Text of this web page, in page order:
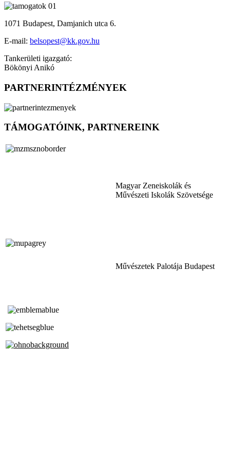
1071 Budapest, Damjanich utca 6.
E-mail: belsopest@kk.gov.hu
Tankerületi igazgató:
Bökönyi Anikó
PARTNERINTÉZMÉNYEK
TÁMOGATÓINK, PARTNEREINK
Magyar Zeneiskolák és
Művészeti Iskolák Szövetsége
Művészetek Palotája Budapest